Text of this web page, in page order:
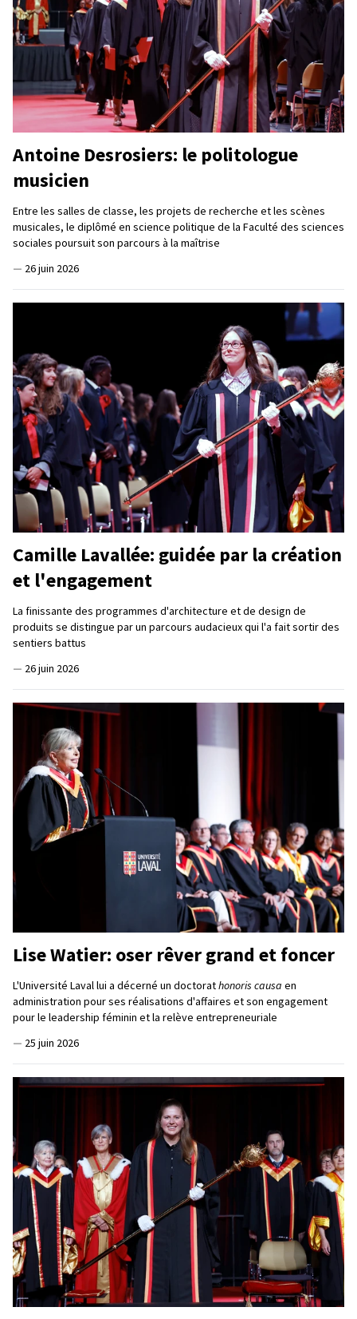
Antoine Desrosiers: le politologue
musicien
Entre les salles de classe, les projets de recherche et les scènes
musicales, le diplômé en science politique de la Faculté des sciences
sociales poursuit son parcours à la maîtrise
— 26 juin 2026
Camille Lavallée: guidée par la création
et l'engagement
La finissante des programmes d'architecture et de design de
produits se distingue par un parcours audacieux qui l'a fait sortir des
sentiers battus
— 26 juin 2026
Lise Watier: oser rêver grand et foncer
L'Université Laval lui a décerné un doctorathonoris causa en
administration pour ses réalisations d'affaires et son engagement
pour le leadership féminin et la relève entrepreneuriale
— 25 juin 2026